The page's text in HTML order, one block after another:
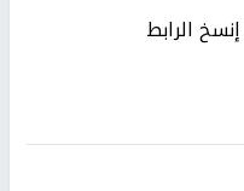
إنسخ الرابط